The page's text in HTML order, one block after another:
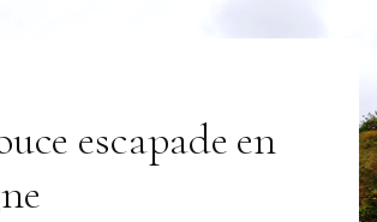
escapade en